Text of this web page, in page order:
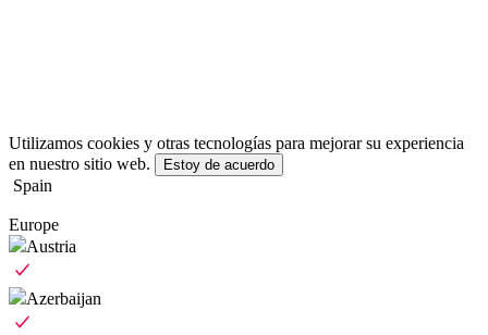
Utilizamos cookies y otras tecnologías para mejorar su experiencia
en nuestro sitio web.
Estoy de acuerdo
Spain
Europe
Austria
Azerbaijan